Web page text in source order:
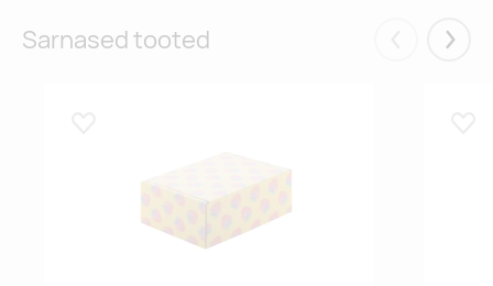
Sarnased tooted Eelmised